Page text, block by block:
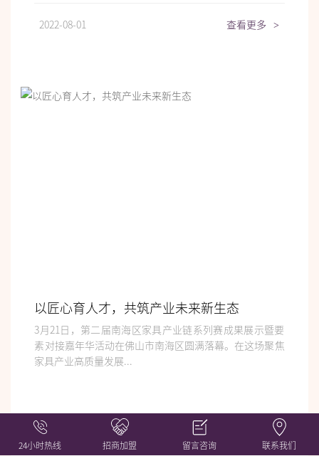
2022-08-01 查看更多 >
以匠心育人才，共筑产业未来新生态
3月21日，第二届南海区家具产业链系列赛成果展示暨要
素对接嘉年华活动在佛山市南海区圆满落幕。在这场聚焦
家具产业高质量发展...
2025-03-28 >
24小时热线 招商加盟 留言咨询 联系我们